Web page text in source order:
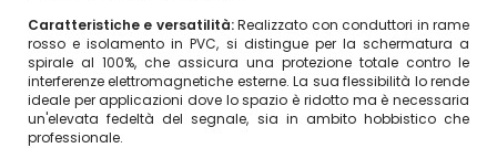
Caratteristiche e versatilità:Realizzato con conduttori in rame
rosso e isolamento in PVC, si distingue per la schermatura a
spirale al 100%, che assicura una protezione totale contro le
interferenze elettromagnetiche esterne. La sua flessibilità lo rende
ideale per applicazioni dove lo spazio è ridotto ma è necessaria
un'elevata fedeltà del segnale, sia in ambito hobbistico che
professionale.